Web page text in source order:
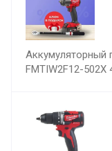
Аккумуляторный
FMTIW2F12-502X